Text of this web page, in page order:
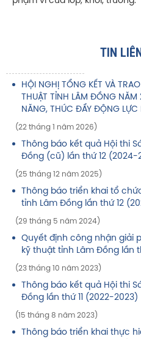
TIN
HỘI NGHỊ TỔNG KẾT VÀ
THUẬT TỈNH LÂM ĐỒNG
NĂNG, THÚC ĐẨY ĐỘNG LỰC
(22 tháng 1 năm 2026)
Thông báo kết quả Hội thi
Đồng (cũ) lần thứ 12 (2024-
(25 tháng 12 năm 2025)
Thông báo triển khai tổ
tỉnh Lâm Đồng lần thứ 12
(29 tháng 5 năm 2024)
Quyết định công nhận giải
kỹ thuật tỉnh Lâm Đồng lần
(23 tháng 10 năm 2023)
Thông báo kết quả Hội thi
Đồng lần thứ 11 (2022-2023)
(15 tháng 8 năm 2023)
Thông báo triển khai thực